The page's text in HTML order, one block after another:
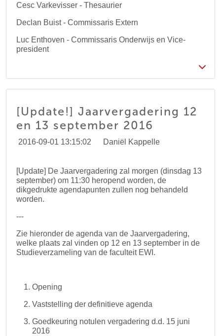
Cesc Varkevisser - Thesaurier
Declan Buist - Commissaris Extern
Luc Enthoven - Commissaris Onderwijs en Vice-
president
[Update!] Jaarvergadering 12
en 13 september 2016
2016-09-01 13:15:02 Daniël Kappelle
[Update] De Jaarvergadering zal morgen (dinsdag 13
september) om 11:30 heropend worden, de
dikgedrukte agendapunten zullen nog behandeld
worden.
---
Zie hieronder de agenda van de Jaarvergadering,
welke plaats zal vinden op 12 en 13 september in de
Studieverzameling van de faculteit EWI.
Opening
Vaststelling der definitieve agenda
Goedkeuring notulen vergadering d.d. 15 juni
2016